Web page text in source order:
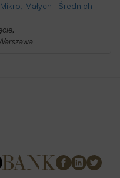
Małych i Średnich